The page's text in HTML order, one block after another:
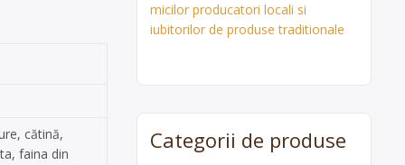
cătină,
faina din
micilor producatori locali si
iubitorilor de produse traditionale
Categorii de produse